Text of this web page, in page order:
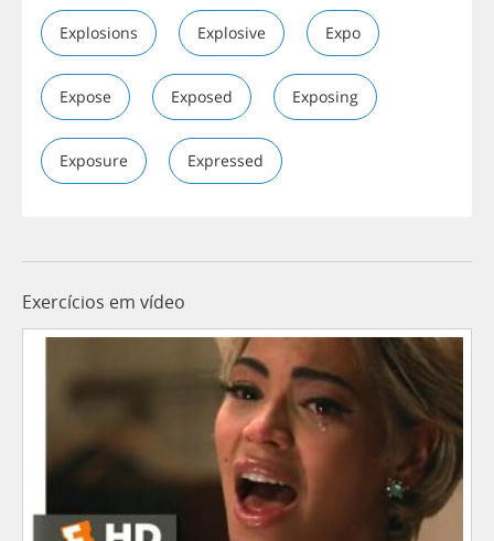
Explosions Explosive Expo
Expose Exposed Exposing
Exposure Expressed
Exercícios em vídeo